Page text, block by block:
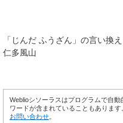
「 じんだ ふうざん 」の言い換
仁多風山
Weblioシソーラスはプログラムで自
ワードが含まれていることもあります
お問い合わせ